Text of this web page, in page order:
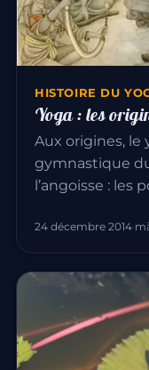
HISTOIRE DU
Yoga : les
Aux origines, le
gymnastique
l’angoisse : les
24 décembre 2014·